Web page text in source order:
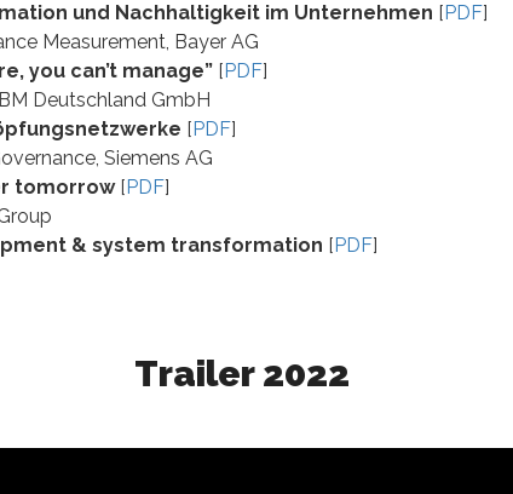
und Nachhaltigkeit im Unternehmen [PDF]
Measurement, Bayer AG
you can’t manage” [PDF]
Deutschland GmbH
[PDF]
Siemens AG
tomorrow [PDF]
& system transformation [PDF]
Trailer 2022